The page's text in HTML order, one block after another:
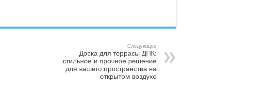
Следующее
Доска для террасы ДПК:
стильное и прочное решение
для вашего пространства на
открытом воздухе